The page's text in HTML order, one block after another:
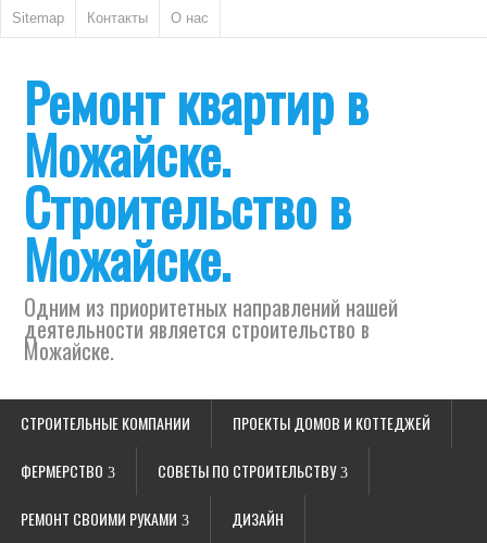
Sitemap Контакты О нас
Ремонт квартир в
Можайске.
Строительство в
Можайске.
Одним из приоритетных направлений нашей
деятельности является строительство в
Можайске.
СТРОИТЕЛЬНЫЕ КОМПАНИИ ПРОЕКТЫ ДОМОВ И КОТТЕДЖЕЙ
ФЕРМЕРСТВО СОВЕТЫ ПО СТРОИТЕЛЬСТВУ
РЕМОНТ СВОИМИ РУКАМИ ДИЗАЙН